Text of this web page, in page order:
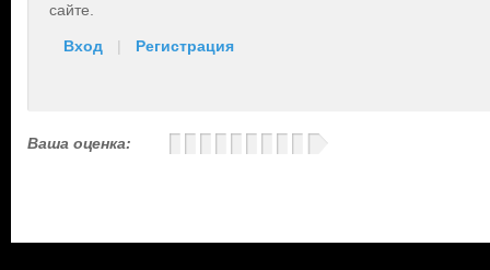
сайте.
Вход | Регистрация
Ваша оценка: